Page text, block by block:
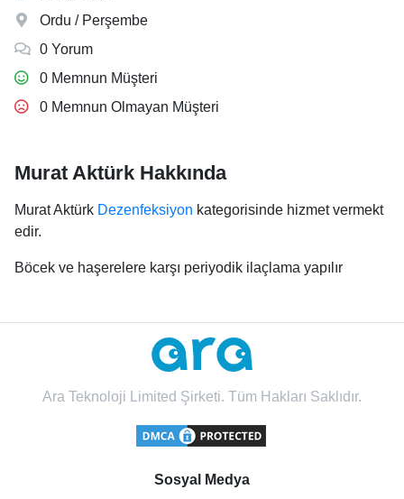
Ordu / Perşembe
0 Yorum
0 Memnun Müşteri
0 Memnun Olmayan Müşteri
Murat Aktürk Hakkında
Murat Aktürk Dezenfeksiyon kategorisinde hizmet vermekt
edir.
Böcek ve haşerelere karşı periyodik ilaçlama yapılır
Ara Teknoloji Limited Şirketi. Tüm Hakları Saklıdır.
Sosyal Medya